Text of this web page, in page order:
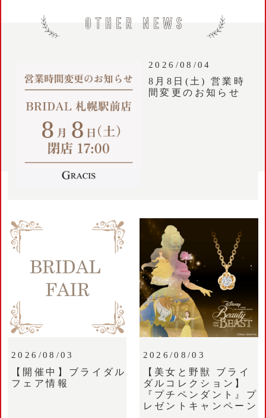
2026/08/04
8月8日(土) 営業時
間変更のお知らせ
2026/08/03
【開催中】ブライダル
フェア情報
2026/08/03
【美女と野獣 ブライ
ダルコレクション】
『プチペンダント』プ
レゼントキャンペーン